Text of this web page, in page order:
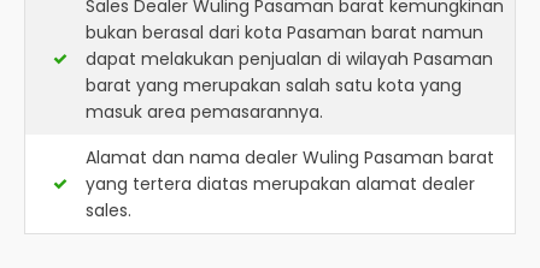
Sales Dealer Wuling Pasaman barat kemungkinan
bukan berasal dari kota Pasaman barat namun
dapat melakukan penjualan di wilayah Pasaman
barat yang merupakan salah satu kota yang
masuk area pemasarannya.
Alamat dan nama dealer Wuling Pasaman barat
yang tertera diatas merupakan alamat dealer
sales.